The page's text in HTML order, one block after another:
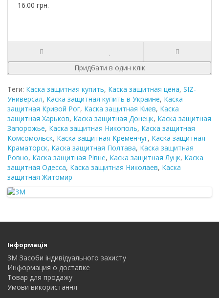
16.00 грн.
Придбати в один клік
Теги: Каска защитная купить, Каска защитная цена, SIZ-
Универсал, Каска защитная купить в Украине, Каска
защитная Кривой Рог, Каска защитная Киев, Каска
защитная Харьков, Каска защитная Донецк, Каска защитная
Запорожье, Каска защитная Никополь, Каска защитная
Комсомольск, Каска защитная Кременчуг, Каска защитная
Краматорск, Каска защитная Полтава, Каска защитная
Ровно, Каска защитная Рівне, Каска защитная Луцк, Каска
защитная Одесса, Каска защитная Николаев, Каска
защитная Житомир
Інформація
3M Засоби індивідуального захисту
Информация о доставке
Товар для продажу
Умови використання